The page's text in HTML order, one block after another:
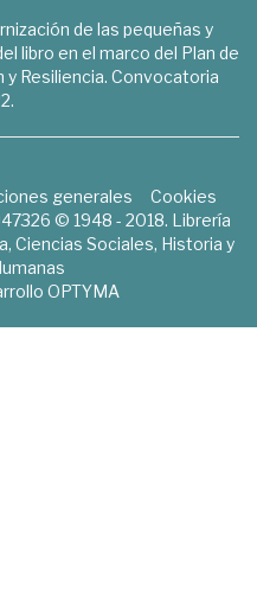
de las pequeñas y
libro en el marco del Plan de
y Resiliencia. Convocatoria
generales
Cookies
© 1948 - 2018. Librería
Ciencias Sociales, Historia y
OPTYMA